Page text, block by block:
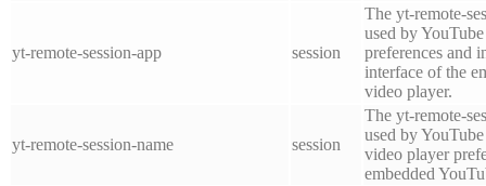
yt-remote-session-app session
The yt-remote-
used by
preferences and
interface of the
video player.
yt-remote-session-name session
The yt-remote-
used by
video player
embedded